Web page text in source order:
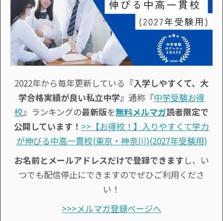
2022年から毎年更新している 『入学しやすくて、大
学合格実績が良い私立中学』 通称『中学受験お得
校』ランキングの最新版を無料メルマガ読者限定で
公開しています！ >>【お得校！】入りやすくて学力
が伸びる中高一貫校(東京・神奈川)(2027年受験用)
お名前とメールアドレスだけで登録できます し、い
つでも配信停止にできますのでぜひご利用くださ
い！
>>>メルマガ登録ページへ